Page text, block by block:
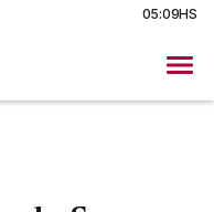
05:09HS